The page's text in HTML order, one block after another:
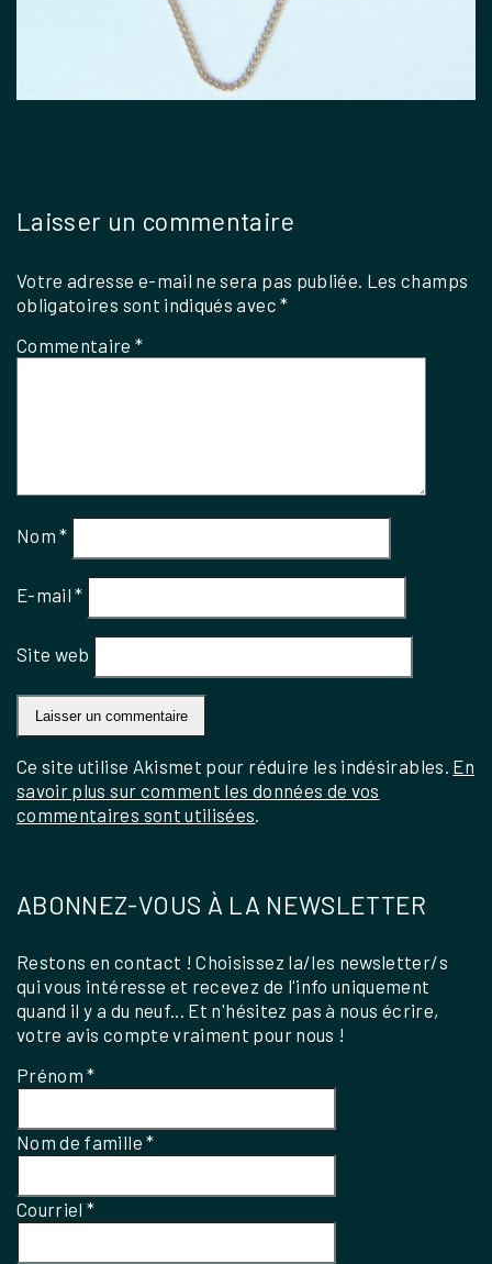
Laisser un commentaire
Votre adresse e-mail ne sera pas publiée. Les champs
obligatoires sont indiqués avec*
Commentaire*
Nom*
E-mail*
Site web
Ce site utilise Akismet pour réduire les indésirables. En
savoir plus sur comment les données de vos
commentaires sont utilisées.
ABONNEZ-VOUS À LA NEWSLETTER
Restons en contact ! Choisissez la/les newsletter/s
qui vous intéresse et recevez de l'info uniquement
quand il y a du neuf... Et n'hésitez pas à nous écrire,
votre avis compte vraiment pour nous !
Prénom*
Nom de famille*
Courriel*